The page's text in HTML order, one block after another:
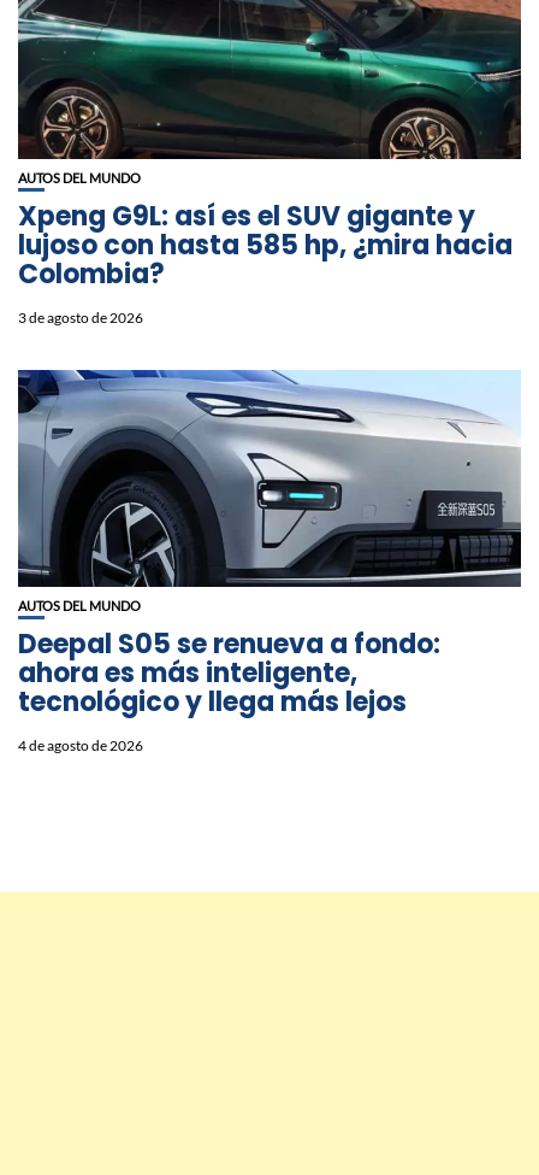
AUTOS DEL MUNDO
Xpeng G9L: así es el SUV gigante y
lujoso con hasta 585 hp, ¿mira hacia
Colombia?
3 de agosto de 2026
AUTOS DEL MUNDO
Deepal S05 se renueva a fondo:
ahora es más inteligente,
tecnológico y llega más lejos
4 de agosto de 2026